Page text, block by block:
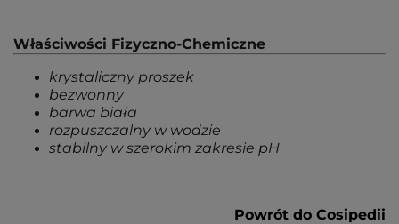
Właściwości Fizyczno-Chemiczne
krystaliczny proszek
bezwonny
barwa biała
rozpuszczalny w wodzie
stabilny w szerokim zakresie pH
Powrót do Cosipedii